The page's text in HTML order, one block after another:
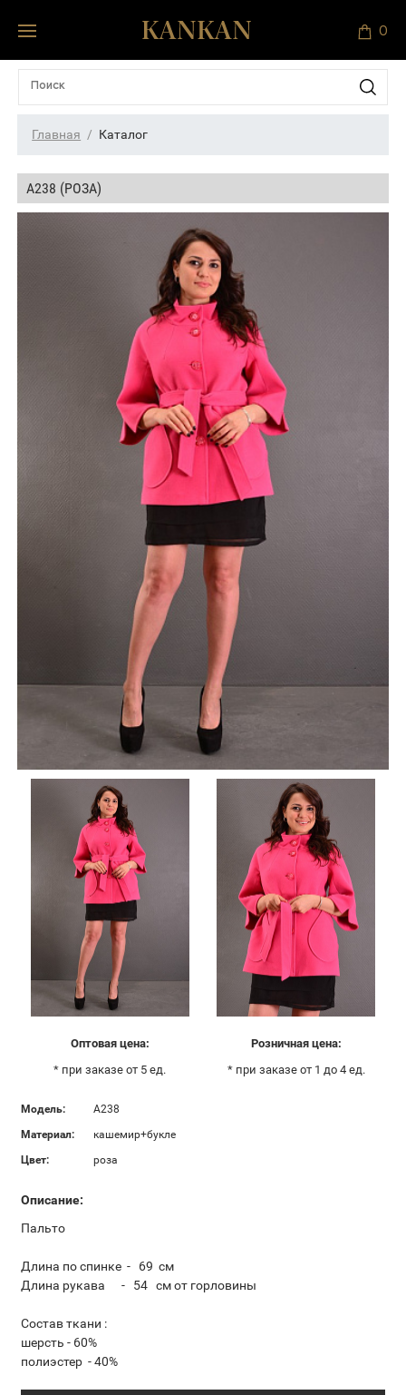
0
Главная Каталог
А238 (РОЗА)
Оптовая цена:
* при заказе от 5 ед.
Розничная цена:
* при заказе от 1 до 4 ед.
Модель:
А238
Материал:
кашемир+букле
Цвет:
роза
Описание:
Пальто
Длина по спинке - 69 см
Длина рукава - 54 см от горловины
Состав ткани :
шерсть - 60%
полиэстер - 40%